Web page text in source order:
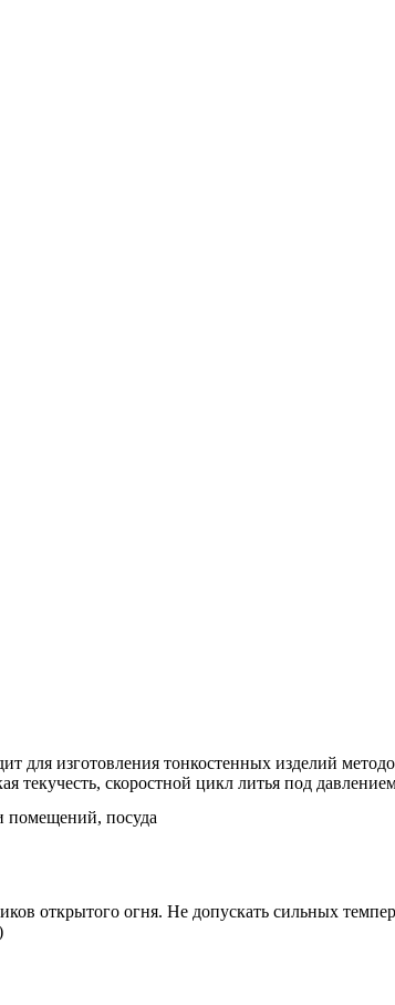
для изготовления тонкостенных изделий
текучесть, скоростной цикл литья под
помещений, посуда
открытого огня. Не допускать сильных